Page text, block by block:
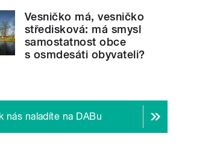
Vesničko má, vesničko
středisková: má smysl
samostatnost obce
s osmdesáti obyvateli?
nás naladíte na DABu